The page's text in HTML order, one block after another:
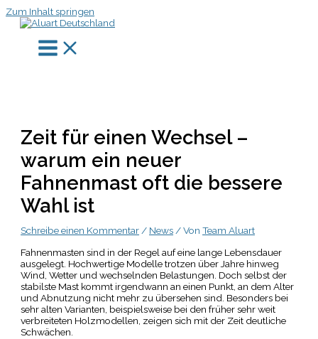
Zum Inhalt springen
Zeit für einen Wechsel –
warum ein neuer
Fahnenmast oft die bessere
Wahl ist
Schreibe einen Kommentar / News / VonTeam Aluart
Fahnenmasten sind in der Regel auf eine lange Lebensdauer
ausgelegt. Hochwertige Modelle trotzen über Jahre hinweg
Wind, Wetter und wechselnden Belastungen. Doch selbst der
stabilste Mast kommt irgendwann an einen Punkt, an dem Alter
und Abnutzung nicht mehr zu übersehen sind. Besonders bei
sehr alten Varianten, beispielsweise bei den früher sehr weit
verbreiteten Holzmodellen, zeigen sich mit der Zeit deutliche
Schwächen.